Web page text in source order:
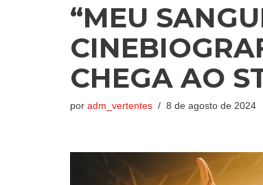
“MEU
CHEGA AO
por adm_vertentes 8 de agosto de 2024